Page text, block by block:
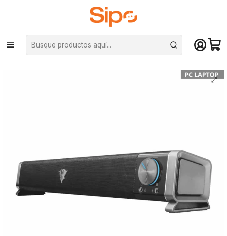
¡Compra hasta mediodía y recibe hoy! De lunes a sábado en el gran
Santiago. Envío gratis desde $29.990
Inicio Audio y música Parlantes PC y Subwoofer
Parlante Trust SoundBar Asto GXT618